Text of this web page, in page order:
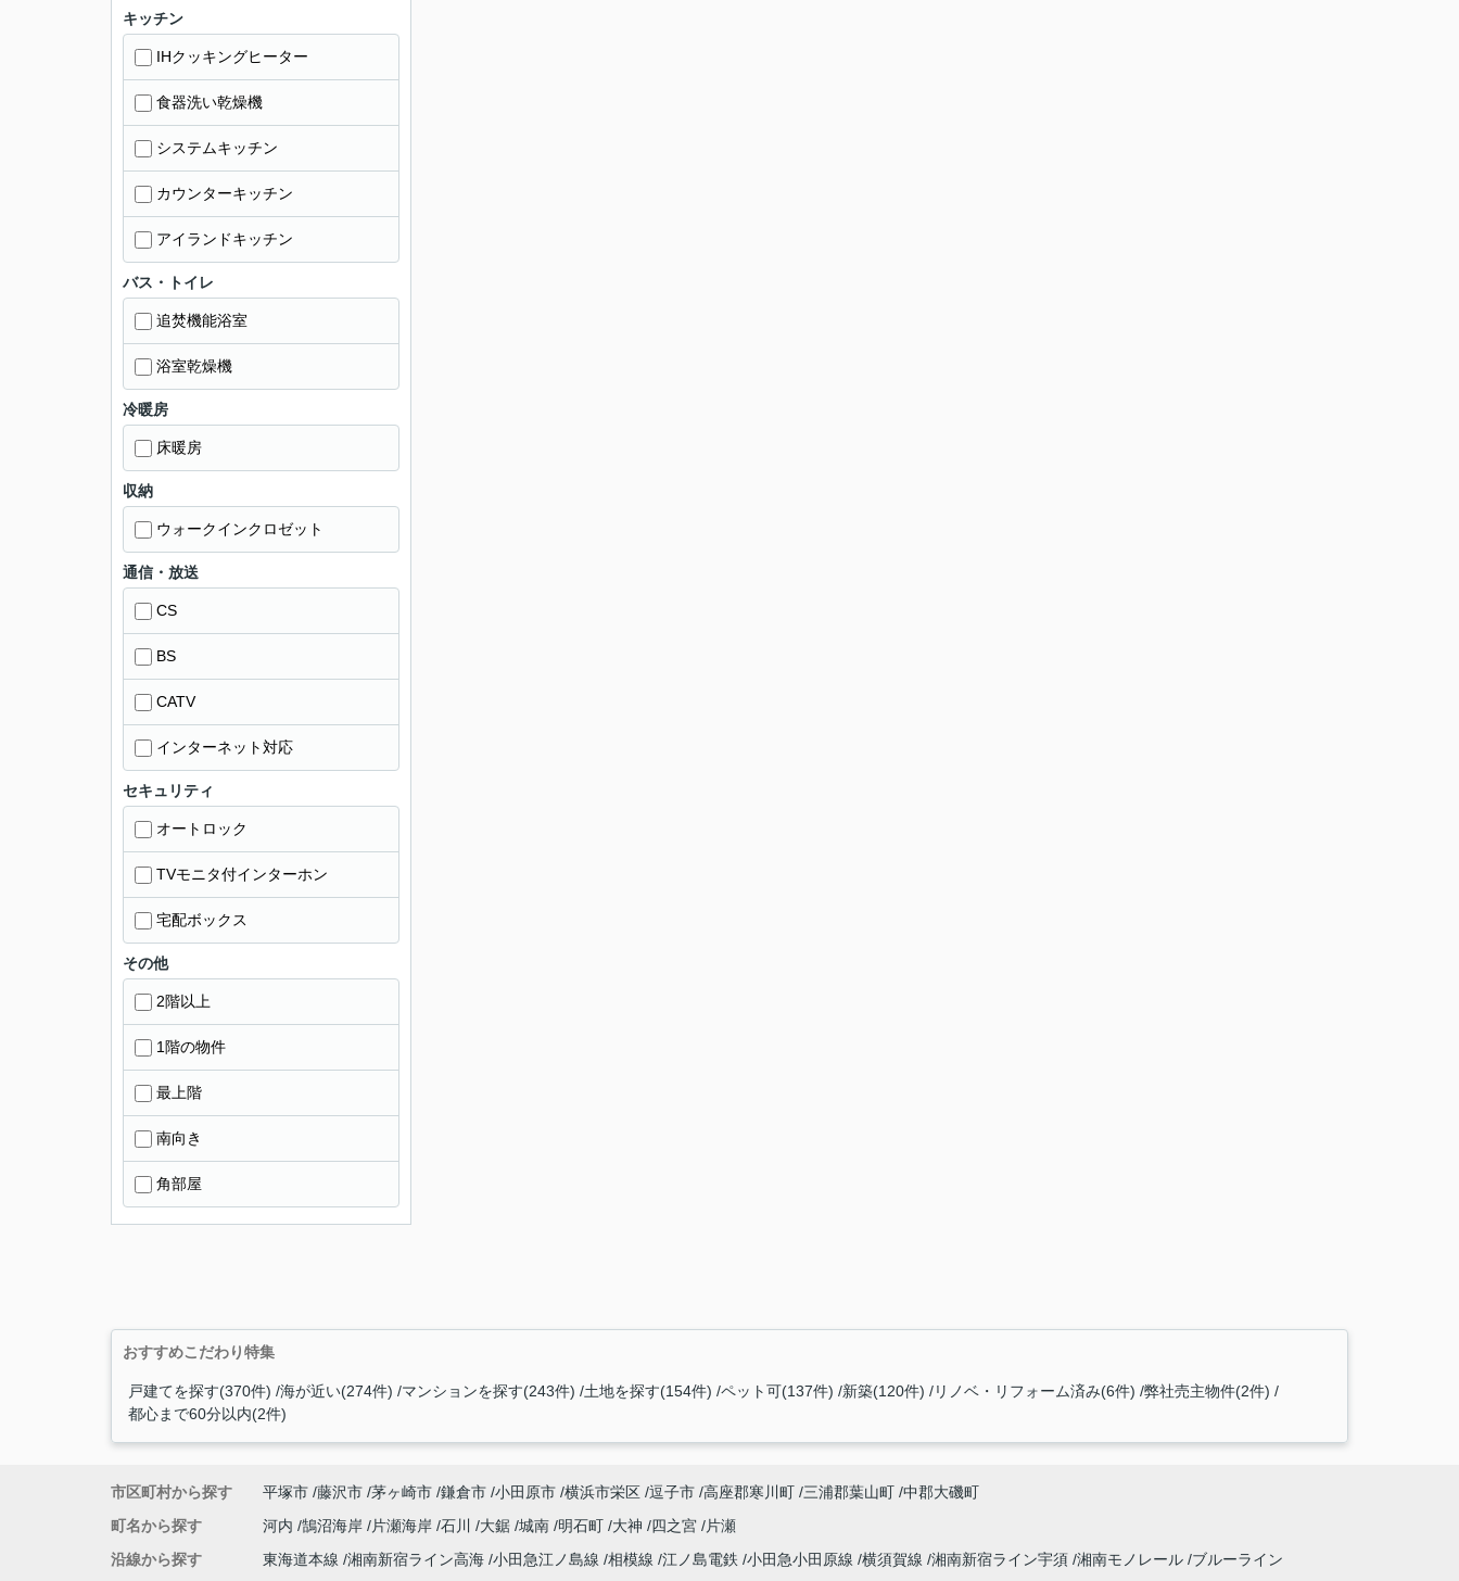
キッチン
IHクッキングヒーター
食器洗い乾燥機
システムキッチン
カウンターキッチン
アイランドキッチン
バス・トイレ
追焚機能浴室
浴室乾燥機
冷暖房
床暖房
収納
ウォークインクロゼット
通信・放送
CS
BS
CATV
インターネット対応
セキュリティ
オートロック
TVモニタ付インターホン
宅配ボックス
その他
2階以上
1階の物件
最上階
南向き
角部屋
おすすめこだわり特集
戸建てを探す(370件) 海が近い(274件) マンションを探す(243件) 土地を探す(154件) ペット可(137件) 新築(120件) リノベ・リフォーム済み(6件) 弊社売主物件(2件)
都心まで60分以内(2件)
市区町村から探す 平塚市 藤沢市 茅ヶ崎市 鎌倉市 小田原市 横浜市栄区 逗子市 高座郡寒川町 三浦郡葉山町 中郡大磯町
町名から探す
河内 鵠沼海岸 片瀬海岸 石川 大鋸 城南 明石町 大神 四之宮
片瀬
沿線から探す
東海道本線 湘南新宿ライン高海 小田急江ノ島線 相模線 江ノ島電鉄 小田急小田原線 横須賀線 湘南新宿ライン宇須 湘南モノレール ブルーライン